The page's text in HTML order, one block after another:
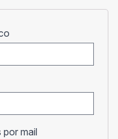
por mail